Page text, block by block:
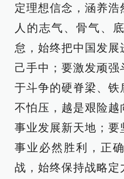
定理想信念，涵养浩
人的志气、骨气、
怠，始终把中国发展
己手中；要激发顽
于斗争的硬脊梁、铁
不怕压，越是艰险越
事业发展新天地；要
事业必然胜利，正
战，始终保持战略定